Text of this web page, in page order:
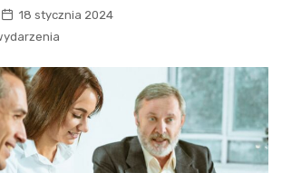
18 stycznia 2024